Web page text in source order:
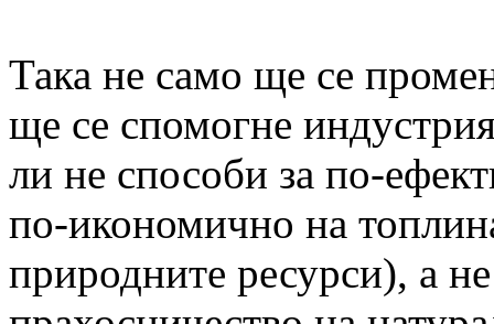
Така не само ще се
ще се спомогне
ли не способи за по-
по-икономично на
природните ресурси), а